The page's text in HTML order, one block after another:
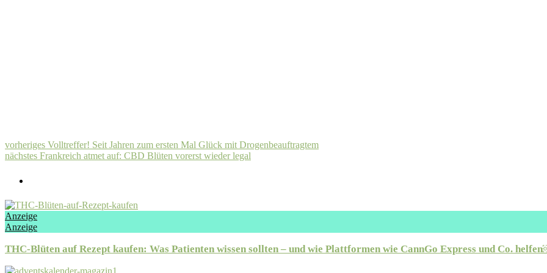
vorheriges Volltreffer! Seit Jahren zum ersten Mal Glück mit Drogenbeauftragtem
nächstes Frankreich atmet auf: CBD Blüten vorerst wieder legal
Anzeige
Anzeige
THC-Blüten auf Rezept kaufen: Was Patienten wissen sollten – und wie Plattformen wie CannGo Express und Co.